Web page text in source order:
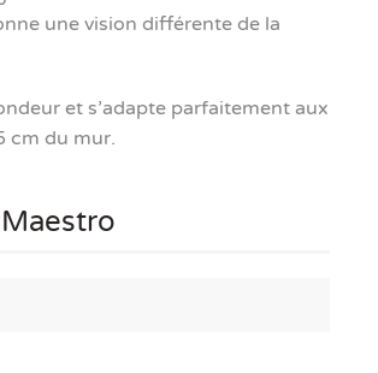
une vision différente de la
et s’adapte parfaitement aux
cm du mur.